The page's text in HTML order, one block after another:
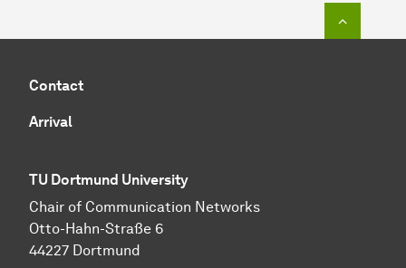
Contact
Arrival
TU Dortmund University
Chair of Communication Networks
Otto-Hahn-Straße 6
44227 Dortmund